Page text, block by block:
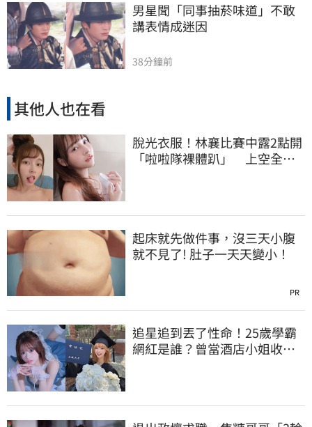
男星聞「同事抽菸味道」不敢
講表情成迷因
38分鐘前
其他人也在看
脫光衣服！林襄比賽中露2點開
「啦啦隊裸體趴」 上空全裸
起床就先做件事，沒三天小腹
就不見了! 肚子一天天變小！
PR
追星追到丟了性命！25歲學霸
網紅是誰？曾當酒店小姐收入